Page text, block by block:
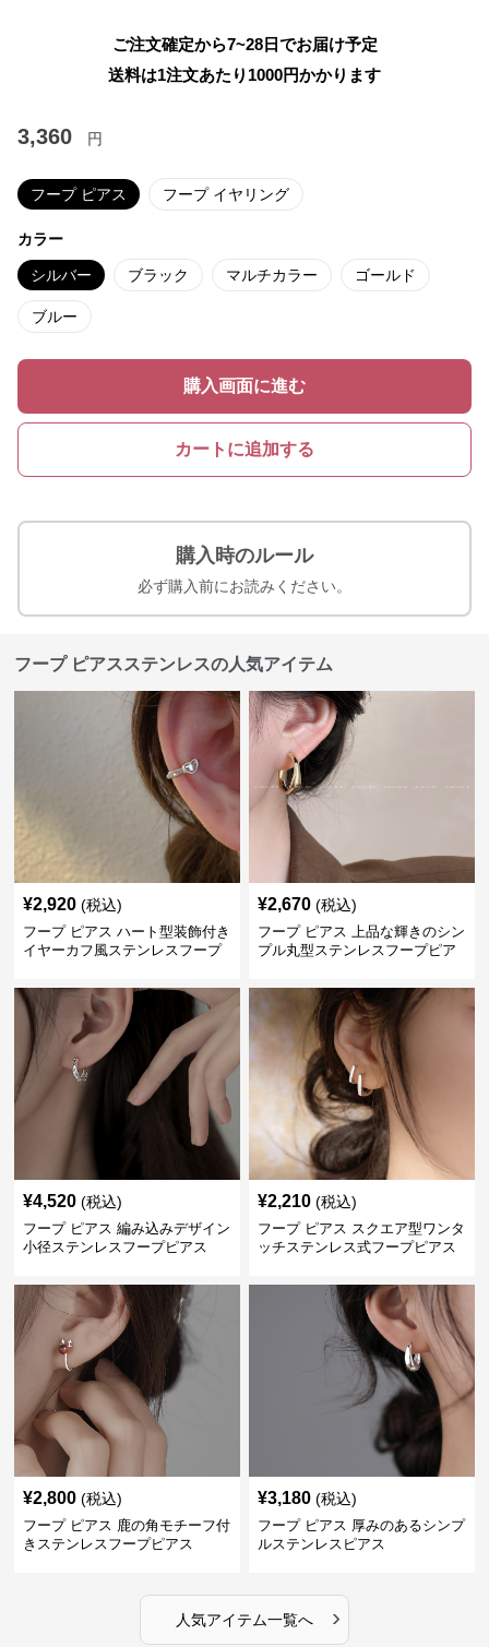
ご注文確定から7~28日でお届け予定
送料は1注文あたり 1000円かかります
3,360 円
フープ ピアス フープ イヤリング
カラー
シルバー ブラック マルチカラー ゴールド
ブルー
購入画面に進む
カートに追加する
購入時のルール
必ず購入前にお読みください。
フープ ピアスステンレスの人気アイテム
¥2,920 (税込)
フープ ピアス ハート型装飾付き
イヤーカフ風ステンレスフープ
¥2,670 (税込)
フープ ピアス 上品な輝きのシン
プル丸型ステンレスフープピア
¥4,520 (税込)
フープ ピアス 編み込みデザイン
小径ステンレスフープピアス
¥2,210 (税込)
フープ ピアス スクエア型ワンタ
ッチステンレス式フープピアス
¥2,800 (税込)
フープ ピアス 鹿の角モチーフ付
きステンレスフープピアス
¥3,180 (税込)
フープ ピアス 厚みのあるシンプ
ルステンレスピアス
人気アイテム一覧へ ›